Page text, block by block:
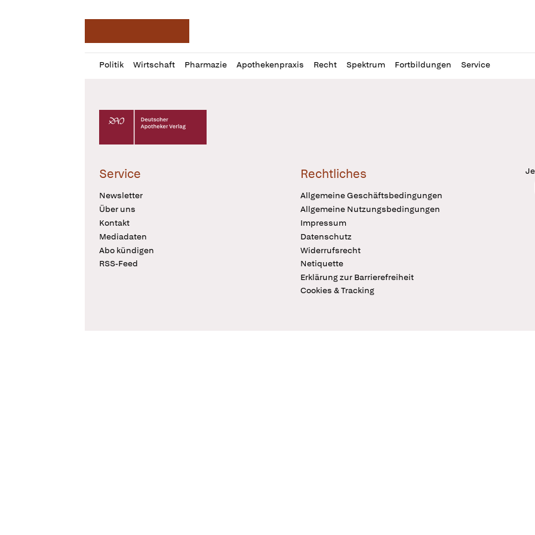
Politik Wirtschaft Pharmazie Apothekenpraxis Recht Spektrum Fortbildungen Service
Profil
öffnen
Daz
Pur
Deutscher Apotheker Verlag Logo
Service
Newsletter
Über uns
Kontakt
Mediadaten
Abo kündigen
RSS-Feed
Rechtliches
Allgemeine Geschäftsbedingungen
Allgemeine Nutzungsbedingungen
Impressum
Datenschutz
Widerrufsrecht
Netiquette
Erklärung zur Barrierefreiheit
Cookies & Tracking